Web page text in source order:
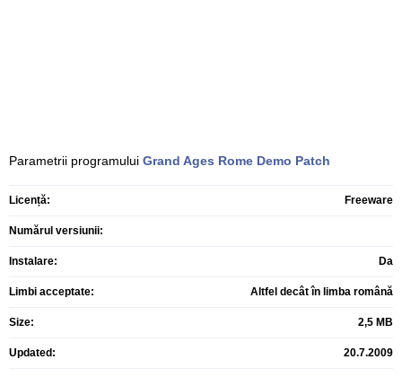
Parametrii programului Grand Ages Rome Demo Patch
Licență: Freeware
Numărul versiunii:
Instalare: Da
Limbi acceptate: Altfel decât în limba română
Size: 2,5 MB
Updated: 20.7.2009